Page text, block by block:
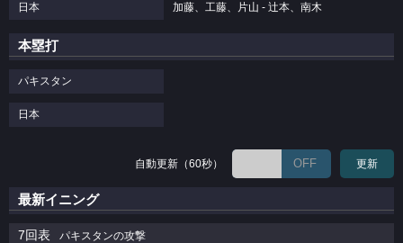
日本 加藤、工藤、片山 - 辻本、南木
本塁打
パキスタン
日本
自動更新（60秒） OFF 更新
最新イニング
7回表 パキスタンの攻撃